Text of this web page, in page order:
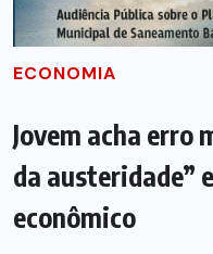
ECONOMIA
Jovem acha erro
da austeridade”
econômico